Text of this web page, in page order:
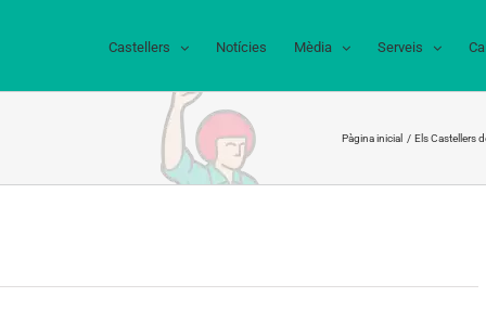
Castellers Notícies Mèdia Serveis
Pàgina inicial Els Castellers